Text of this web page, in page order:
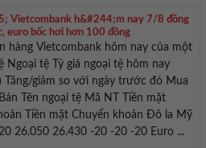
Vietcombank h&#244;m nay 7/8 đồng
euro bốc hơi hơn 100 đồng
hàng Vietcombank hôm nay của một
Ngoại tệ Tỷ giá ngoại tệ hôm nay
Tăng/giảm so với ngày trước đó Mua
Tên ngoại tệ Mã NT Tiền mặt
Tiền mặt Chuyển khoản Đô la Mỹ
26.050 26.430 -20 -20 -20 Euro ...